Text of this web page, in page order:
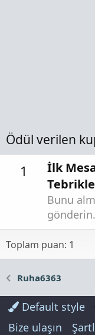
Ödül verilen
1
İlk
Bunu
gönderin.
Toplam puan: 1
Ruha6363
Default style
Bize ulaşın